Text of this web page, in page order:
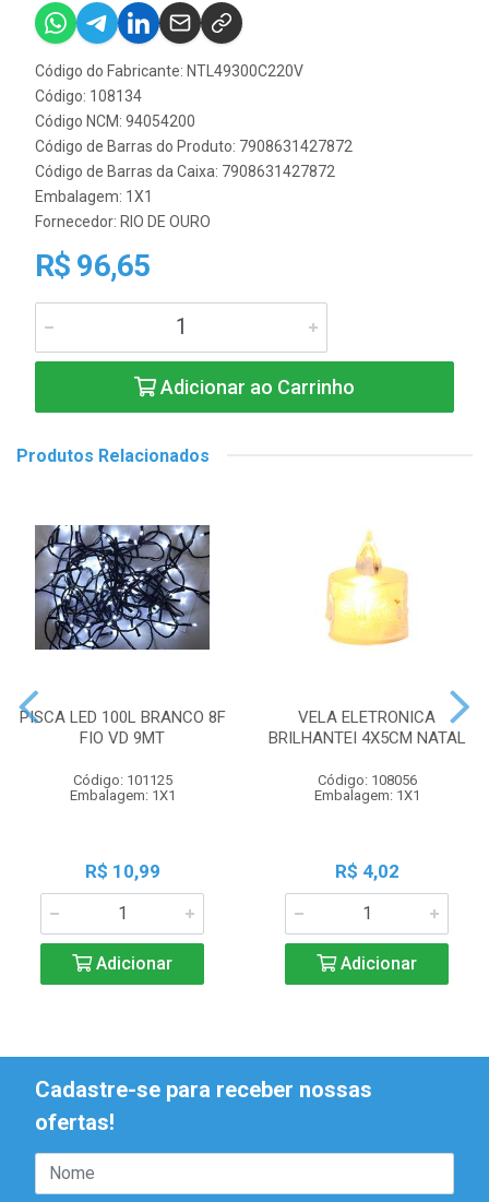
Código do Fabricante: NTL49300C220V
Código: 108134
Código NCM: 94054200
Código de Barras do Produto: 7908631427872
Código de Barras da Caixa: 7908631427872
Embalagem: 1X1
Fornecedor: RIO DE OURO
R$ 96,65
Adicionar ao Carrinho
Produtos Relacionados
PISCA LED 100L BRANCO 8F
FIO VD 9MT
Código: 101125
Embalagem: 1X1
R$ 10,99
Adicionar
VELA ELETRONICA
BRILHANTEI 4X5CM NATAL
Código: 108056
Embalagem: 1X1
R$ 4,02
Adicionar
Cadastre-se para receber nossas
ofertas!